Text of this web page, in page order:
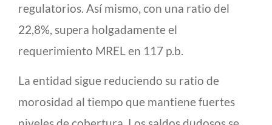
regulatorios. Así mismo, con una ratio del
22,8%, supera holgadamente el
requerimiento MREL en 117 p.b.
La entidad sigue reduciendo su ratio de
morosidad al tiempo que mantiene fuertes